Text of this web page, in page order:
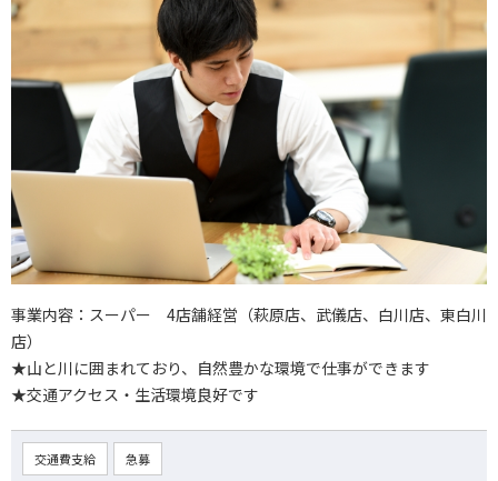
事業内容：スーパー 4店舗経営（萩原店、武儀店、白川店、東白川
店）
★山と川に囲まれており、自然豊かな環境で仕事ができます
★交通アクセス・生活環境良好です
交通費支給 急募